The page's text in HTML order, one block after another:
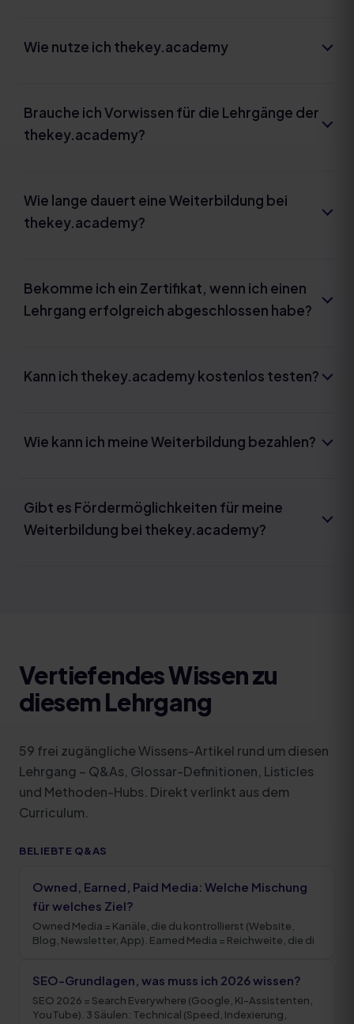
Wie nutze ich thekey.academy
Brauche ich Vorwissen für die Lehrgänge der
thekey.academy?
Wie lange dauert eine Weiterbildung bei
thekey.academy?
Bekomme ich ein Zertifikat, wenn ich einen
Lehrgang erfolgreich abgeschlossen habe?
Kann ich thekey.academy kostenlos testen?
Wie kann ich meine Weiterbildung bezahlen?
Gibt es Fördermöglichkeiten für meine
Weiterbildung bei thekey.academy?
Vertiefendes Wissen zu
diesem Lehrgang
59 frei zugängliche Wissens-Artikel rund um diesen
Lehrgang – Q&As, Glossar-Definitionen, Listicles
und Methoden-Hubs. Direkt verlinkt aus dem
Curriculum.
BELIEBTE Q&AS
Owned, Earned, Paid Media: Welche Mischung
für welches Ziel?
Owned Media = Kanäle, die du kontrollierst (Website,
Blog, Newsletter, App). Earned Media = Reichweite, die di
SEO-Grundlagen, was muss ich 2026 wissen?
SEO 2026 = Search Everywhere (Google, KI-Assistenten,
YouTube). 3 Säulen: Technical (Speed, Indexierung,